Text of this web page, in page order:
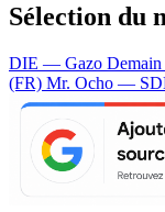
Sélection du
DIE — Gazo
(FR) Mr. Ocho —